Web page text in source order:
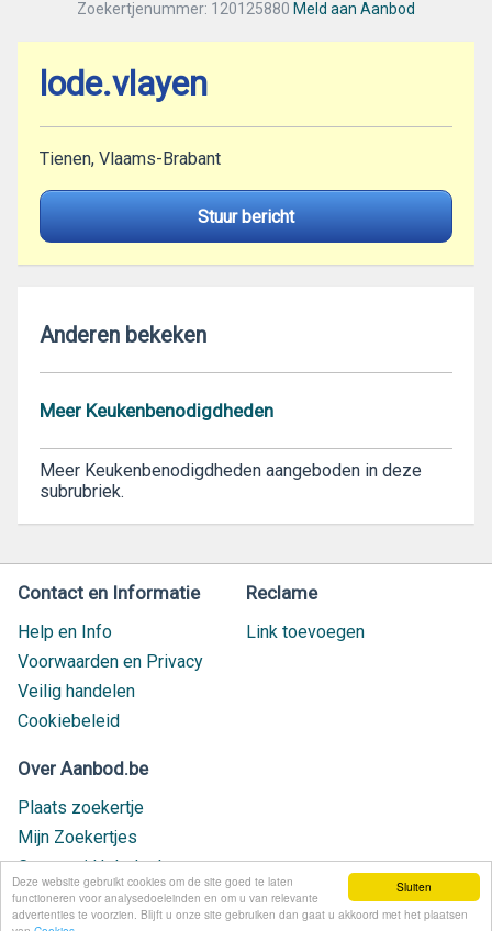
Sluiten
Deze website gebruikt cookies om de site goed te laten
functioneren voor analysedoeleinden en om u van relevante
advertenties te voorzien. Blijft u onze site gebruiken dan gaat u akkoord met het plaatsen
Zoekertjenummer: 120125880 Meld aan Aanbod
lode.vlayen
Tienen, Vlaams-Brabant
Stuur bericht
Anderen bekeken
Meer Keukenbenodigdheden
Meer Keukenbenodigdheden aangeboden in deze
subrubriek.
Contact en Informatie
Help en Info
Voorwaarden en Privacy
Veilig handelen
Cookiebeleid
Reclame
Link toevoegen
Over Aanbod.be
Plaats zoekertje
Mijn Zoekertjes
Contact / Helpdesk
Nieuw geplaatst